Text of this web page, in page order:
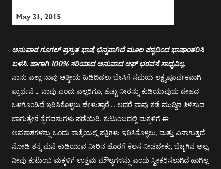
ಅನುವಾದ ಗೂಗಲ್ ಪ್ರಸ್ತುತ ಭಾಷೆ ಭಿನ್ನವಾಗಿದೆ ಮೂಲ ಪಠ್ಯದಿಂದ ಭಾಷಾಂತರಿಸಿ
ಬಳಸಿ. ಹಾಗಾಗಿ 100% ಸರಿಯಾದ ಅನುವಾದ ಆಫ್ ಭರವಸೆ ಸಾಧ್ಯವಿಲ್ಲ.
ನಾನು ಎಲ್ಲಾ ನಾವು ಆತ್ಮೀಯ ಹಿಡಿದಿಡಲು ಬೇಸಿಗೆ ಸಮಯ ಲಕ್ಷ್ಯಪೂರ್ವಕವಾಗಿ
ಪ್ರಾರ್ಥನೆ ... ನಾವು ಎಂದು ಎಲ್ಲರಿಗೂ, ಹೆಚ್ಚು ನೀರನ್ನು ಕುಡಿಯುವುದು ದೇಹದ
ಒಳಗೊಂಡಿದೆ ಇರಿಸಿಕೊಳ್ಳಲು ಹೇಳುತ್ತಾರೆ ... ಆದರೆ ನಾವು ಕಡೆ ಮುದ್ದಿನ ತಿಳಿಸುವ
ಬಾಗುತ್ತೇನೆ ಕೈಗವಸುಗಳು ಪಡೆಯಿರಿ. ಕುಟುಂಬದಲ್ಲಿ ಮಕ್ಕಳಿಗೆ ಈ
ಅವಕಾಶಗಳನ್ನು ಒಂದು ಪಾತ್ರೆಯಲ್ಲಿ ಪಕ್ಷಿಗಳು ಇರಿಸಿಕೊಳ್ಳಲು, ಮತ್ತು ಏನಾಗುತ್ತದೆ
ನೋಡಿ ತನ್ನ ಮನೆ ಕುಡಿಯುವ ನೀರಿನ ಹೊರಗೆ ಕೆಲಸ ನೀಡಬೇಕು, ಬೆಚ್ಚಗಿನ ಅಲ್ಲ.
ನೀವು ಕುಟುಂಬ ಮಕ್ಕಳಿಗೆ ಉತ್ತಮ ಮೌಲ್ಯಗಳನ್ನು ಎಂದು ಸ್ವೀಕರಿಸಲಾಗಿದೆ ಹಾಗಿಲ್ಲ